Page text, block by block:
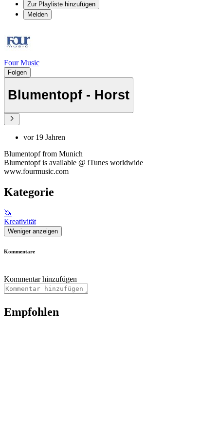
Zur Playliste hinzufügen
Melden
Four Music
Folgen
Blumentopf - Horst
vor 19 Jahren
Blumentopf from Munich
Blumentopf is available @ iTunes worldwide
www.fourmusic.com
Kategorie
🦄
Kreativität
Weniger anzeigen
Kommentare
Kommentar hinzufügen
Empfohlen